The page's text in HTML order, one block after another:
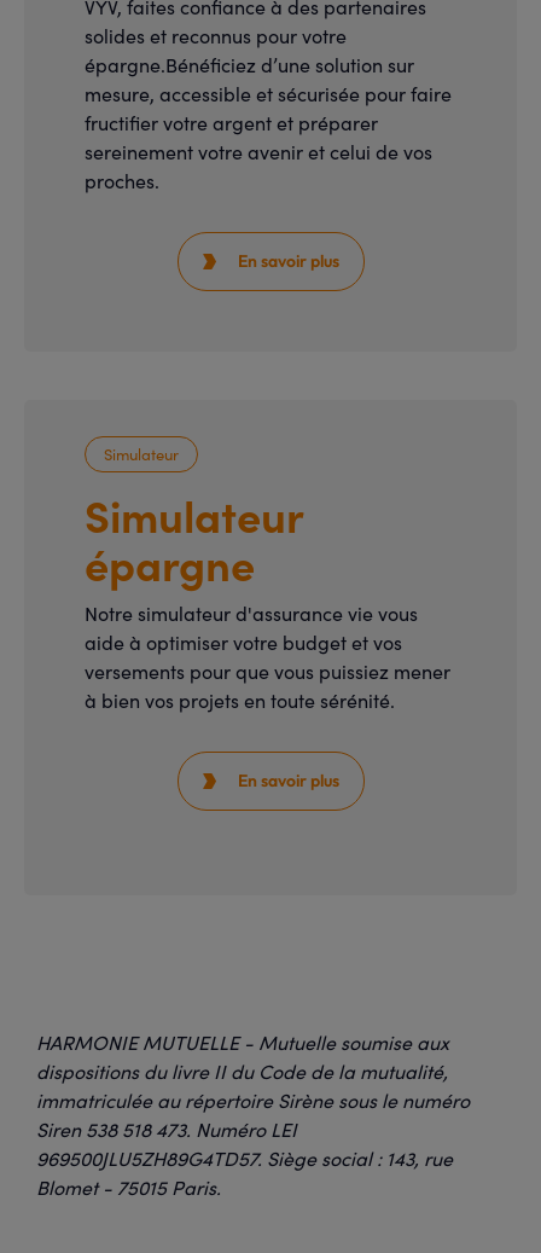
VYV, faites confiance à des partenaires
solides et reconnus pour votre
épargne.Bénéficiez d’une solution sur
mesure, accessible et sécurisée pour faire
fructifier votre argent et préparer
sereinement votre avenir et celui de vos
proches.
 En savoir plus
Simulateur
Simulateur
épargne
Notre simulateur d'assurance vie vous
aide à optimiser votre budget et vos
versements pour que vous puissiez mener
à bien vos projets en toute sérénité.
 En savoir plus
HARMONIE MUTUELLE - Mutuelle soumise aux
dispositions du livre II du Code de la mutualité,
immatriculée au répertoire Sirène sous le numéro
Siren 538 518 473. Numéro LEI
969500JLU5ZH89G4TD57. Siège social : 143, rue
Blomet - 75015 Paris.